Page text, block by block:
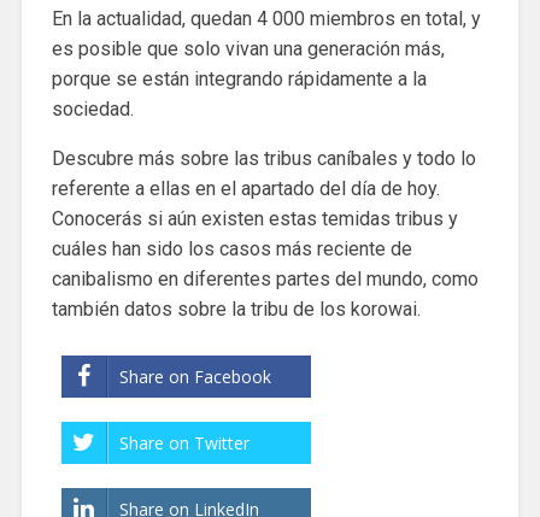
En la actualidad, quedan 4 000 miembros en total, y
es posible que solo vivan una generación más,
porque se están integrando rápidamente a la
sociedad.
Descubre más sobre las tribus caníbales y todo lo
referente a ellas en el apartado del día de hoy.
Conocerás si aún existen estas temidas tribus y
cuáles han sido los casos más reciente de
canibalismo en diferentes partes del mundo, como
también datos sobre la tribu de los korowai.
Share on Facebook
Share on Twitter
Share on LinkedIn